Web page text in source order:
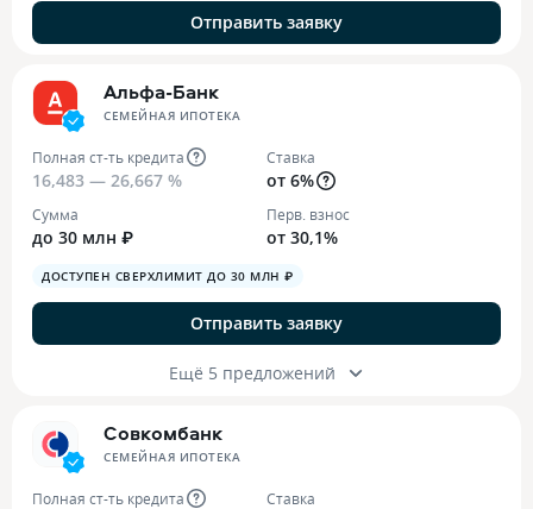
Отправить заявку
Альфа-Банк
СЕМЕЙНАЯ ИПОТЕКА
Полная ст-ть кредита
16,483 — 26,667 %
Ставка
от 6%
Сумма
до 30 млн ₽
Перв. взнос
от 30,1%
ДОСТУПЕН СВЕРХЛИМИТ ДО 30 МЛН ₽
Отправить заявку
Ещё 5 предложений
Совкомбанк
СЕМЕЙНАЯ ИПОТЕКА
Полная ст-ть кредита Ставка